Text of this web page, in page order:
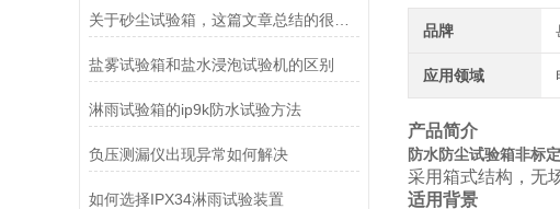
盐雾试验箱和盐水浸泡试验机的区别
淋雨试验箱的ip9k防水试验方法
负压测漏仪出现异常如何解决
如何选择IPX34淋雨试验装置
品牌
应用领域
产品简介
防水防尘试验箱非标
采用箱式结构，无
适用背景